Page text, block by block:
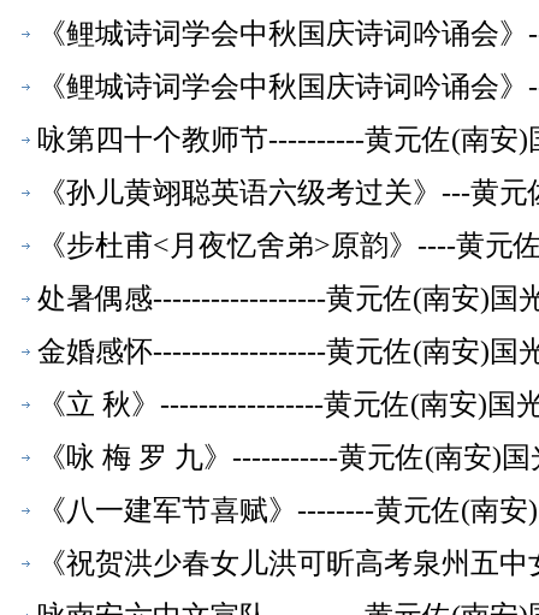
《鲤城诗词学会中秋国庆诗词吟诵会
《鲤城诗词学会中秋国庆诗词吟诵会
咏第四十个教师节----------黄元佐(南安
《孙儿黄翊聪英语六级考过关》---黄
《步杜甫<月夜忆舍弟>原韵》----黄元
处暑偶感------------------黄元佐(南安)国
金婚感怀------------------黄元佐(南安)国
《立 秋》-----------------黄元佐(南安)国
《咏 梅 罗 九》-----------黄元佐(南安)
《八一建军节喜赋》--------黄元佐(南
《祝贺洪少春女儿洪可昕高考泉州五